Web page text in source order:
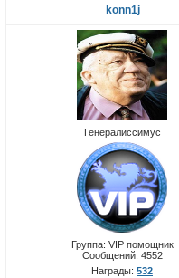
konn1j
Генералиссимус
Группа: VIP помощник
Сообщений: 4552
Награды: 532